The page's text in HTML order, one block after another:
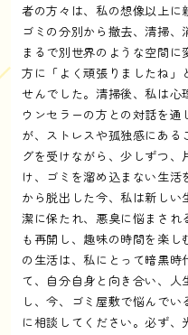
者の方々は、私の想像以上に
ゴミの分別から撤去、清掃、
まるで別世界のような空間
方に「よく頑張りましたね」
せんでした。清掃後、私は心
ウンセラーの方との対話を
が、ストレスや孤独感にあ
グを受けながら、少しずつ
け、ゴミを溜め込まない生
から脱出した今、私は新し
潔に保たれ、悪臭に悩まさ
も再開し、趣味の時間を楽
の生活は、私にとって暗黒時
て、自分自身と向き合い、人
し、今、ゴミ屋敷で悩んで
に相談してください。必ず、